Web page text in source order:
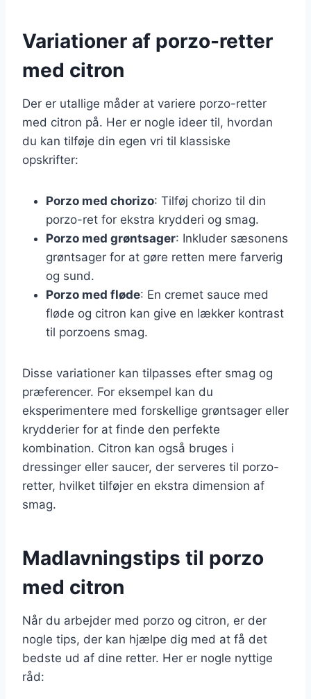
Variationer af porzo-retter
med citron
Der er utallige måder at variere porzo-retter
med citron på. Her er nogle ideer til, hvordan
du kan tilføje din egen vri til klassiske
opskrifter:
Porzo med chorizo: Tilføj chorizo til din
porzo-ret for ekstra krydderi og smag.
Porzo med grøntsager: Inkluder sæsonens
grøntsager for at gøre retten mere farverig
og sund.
Porzo med fløde: En cremet sauce med
fløde og citron kan give en lækker kontrast
til porzoens smag.
Disse variationer kan tilpasses efter smag og
præferencer. For eksempel kan du
eksperimentere med forskellige grøntsager eller
krydderier for at finde den perfekte
kombination. Citron kan også bruges i
dressinger eller saucer, der serveres til porzo-
retter, hvilket tilføjer en ekstra dimension af
smag.
Madlavningstips til porzo
med citron
Når du arbejder med porzo og citron, er der
nogle tips, der kan hjælpe dig med at få det
bedste ud af dine retter. Her er nogle nyttige
råd: